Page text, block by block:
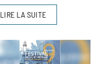
LIRE LA SUITE